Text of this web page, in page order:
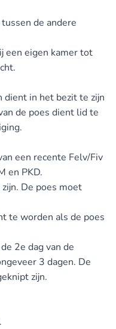
de andere
een eigen kamer tot
dient in het bezit te zijn
de poes dient lid te
een recente Felv/Fiv
en PKD.
De poes moet
te worden als de poes
2e dag van de
3 dagen. De
zijn.